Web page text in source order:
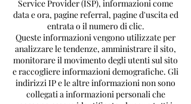
Service Provider (ISP), informazioni come
data e ora, pagine referral, pagine d'uscita ed
entrata o il numero di clic.
Queste informazioni vengono utilizzate per
analizzare le tendenze, amministrare il sito,
monitorare il movimento degli utenti sul sito
e raccogliere informazioni demografiche. Gli
indirizzi IP e le altre informazioni non sono
collegati a informazioni personali che